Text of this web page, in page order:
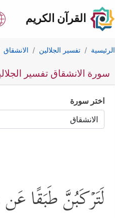
القرآن الكريم
الرئيسية تفسير الجلالين الانشقاق
سورة الانشقاق تفسير الجلالين
اختر سورة
لَتَرۡكَبُنَّ طَبَقًا